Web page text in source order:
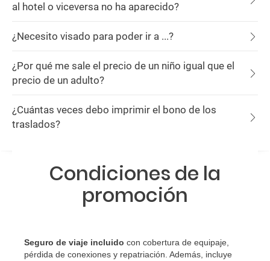
al hotel o viceversa no ha aparecido?
¿Necesito visado para poder ir a ...?
¿Por qué me sale el precio de un niño igual que el
precio de un adulto?
¿Cuántas veces debo imprimir el bono de los
traslados?
Condiciones de la
promoción
Seguro de viaje incluido con cobertura de equipaje,
pérdida de conexiones y repatriación. Además, incluye